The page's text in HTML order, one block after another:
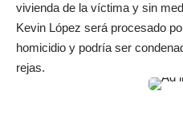
vivienda de la víctima y sin
Kevin López será procesado
homicidio y podría ser
rejas.